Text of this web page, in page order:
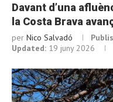
Davant d’una
la Costa Brava
per Nico Salvadó
Updated: 19 juny 2026